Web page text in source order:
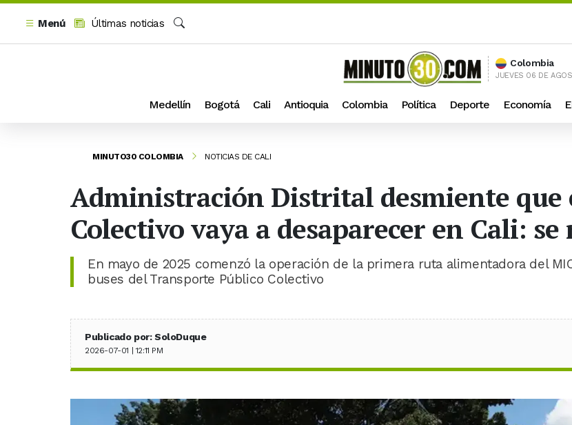
Menú
Últimas noticias
Colombia
JUEVES 06 DE
Medellín Bogotá Cali Antioquia Colombia Política Deporte Economía
MINUTO30 COLOMBIA NOTICIAS DE CALI
Administración Distrital desmiente que
Colectivo vaya a desaparecer en Cali:
En mayo de 2025 comenzó la operación de la primera ruta alimentadora del
buses del Transporte Público Colectivo
Publicado por: SoloDuque
2026-07-01 | 12:11 PM